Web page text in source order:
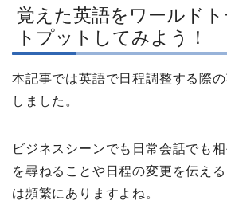
覚えた英語をワールド
トプットしてみよう！
本記事では英語で日程調整する際
しました。
ビジネスシーンでも日常会話でも
を尋ねることや日程の変更を伝え
は頻繁にありますよね。